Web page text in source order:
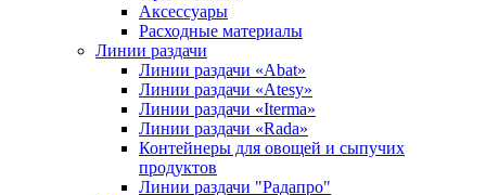
Аксессуары
Расходные материалы
Линии раздачи
Линии раздачи «Abat»
Линии раздачи «Atesy»
Линии раздачи «Iterma»
Линии раздачи «Rada»
Контейнеры для овощей и сыпучих
продуктов
Линии раздачи "Радапро"